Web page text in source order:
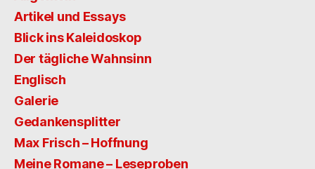
Artikel und Essays
Blick ins Kaleidoskop
Der tägliche Wahnsinn
Englisch
Galerie
Gedankensplitter
Max Frisch – Hoffnung
Meine Romane – Leseproben